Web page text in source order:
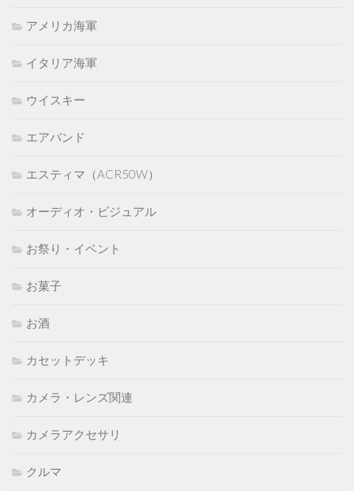
アメリカ海軍
イタリア海軍
ウイスキー
エアバンド
エスティマ（ACR50W）
オーディオ・ビジュアル
お祭り・イベント
お菓子
お酒
カセットデッキ
カメラ・レンズ関連
カメラアクセサリ
クルマ